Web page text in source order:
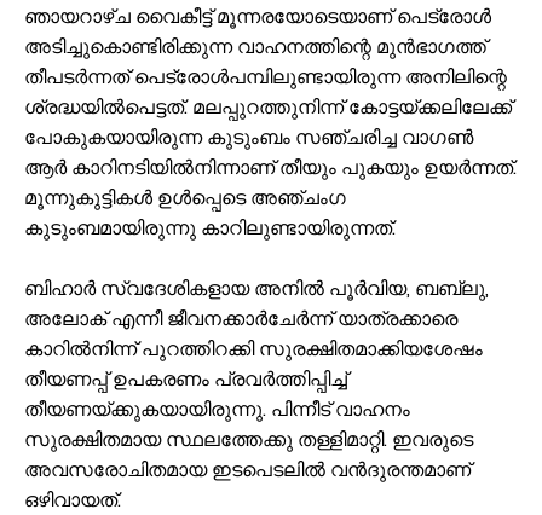
ഞായറാഴ്‌ച വൈകീട്ട് മൂന്നരയോടെയാണ് പെട്രോൾ
അടിച്ചുകൊണ്ടിരിക്കുന്ന വാഹനത്തിന്റെ മുൻഭാഗത്ത്
തീപടർന്നത് പെട്രോൾപമ്പിലുണ്ടായിരുന്ന അനിലിന്റെ
ശ്രദ്ധയിൽപെട്ടത്. മലപ്പുറത്തുനിന്ന് കോട്ടയ്ക്കലിലേക്ക്
പോകുകയായിരുന്ന കുടുംബം സഞ്ചരിച്ച വാഗൺ
ആർ കാറിനടിയിൽനിന്നാണ് തീയും പുകയും ഉയർന്നത്.
മൂന്നുകുട്ടികൾ ഉൾപ്പെടെ അഞ്ചംഗ
കുടുംബമായിരുന്നു കാറിലുണ്ടായിരുന്നത്.
ബിഹാർ സ്വദേശികളായ അനിൽ പൂർവിയ, ബബ്‌ലു,
അലോക് എന്നീ ജീവനക്കാർചേർന്ന് യാത്രക്കാരെ
കാറിൽനിന്ന് പുറത്തിറക്കി സുരക്ഷിതമാക്കിയശേഷം
തീയണപ്പ് ഉപകരണം പ്രവർത്തിപ്പിച്ച്
തീയണയ്ക്കുകയായിരുന്നു. പിന്നീട് വാഹനം
സുരക്ഷിതമായ സ്ഥലത്തേക്കു തള്ളിമാറ്റി. ഇവരുടെ
അവസരോചിതമായ ഇടപെടലിൽ വൻദുരന്തമാണ്
ഒഴിവായത്.